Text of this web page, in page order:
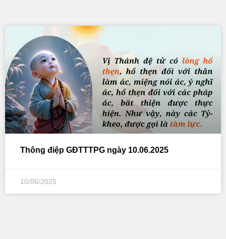
Thông điệp GĐTTTPG ngày 10.06.2025
10/06/2025